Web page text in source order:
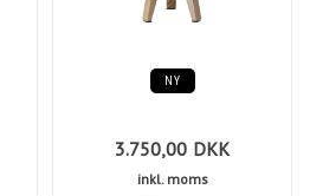
NY
3.750,00 DKK
inkl. moms